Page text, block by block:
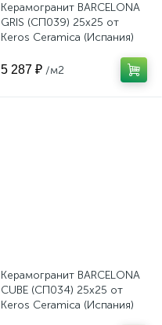
Керамогранит BARCELONA
GRIS (СП039) 25x25 от
Keros Ceramica (Испания)
5 287 ₽ /м2
Керамогранит BARCELONA
CUBE (СП034) 25x25 от
Keros Ceramica (Испания)